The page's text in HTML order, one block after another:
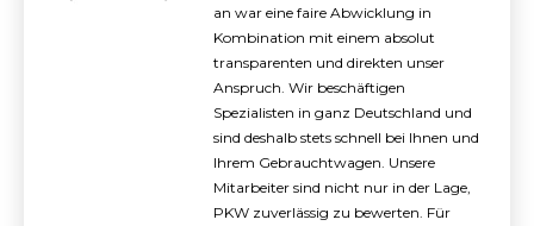
an war eine faire Abwicklung in
Kombination mit einem absolut
transparenten und direkten unser
Anspruch. Wir beschäftigen
Spezialisten in ganz Deutschland und
sind deshalb stets schnell bei Ihnen und
Ihrem Gebrauchtwagen. Unsere
Mitarbeiter sind nicht nur in der Lage,
PKW zuverlässig zu bewerten. Für